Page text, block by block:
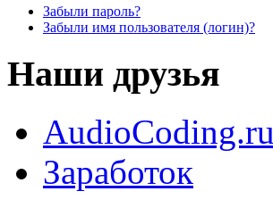
Забыли пароль?
Забыли имя пользователя (логин)?
Наши друзья
AudioCoding.ru
Заработок